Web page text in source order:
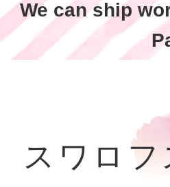
We can ship
スワロ